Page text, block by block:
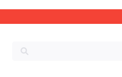
خرید و